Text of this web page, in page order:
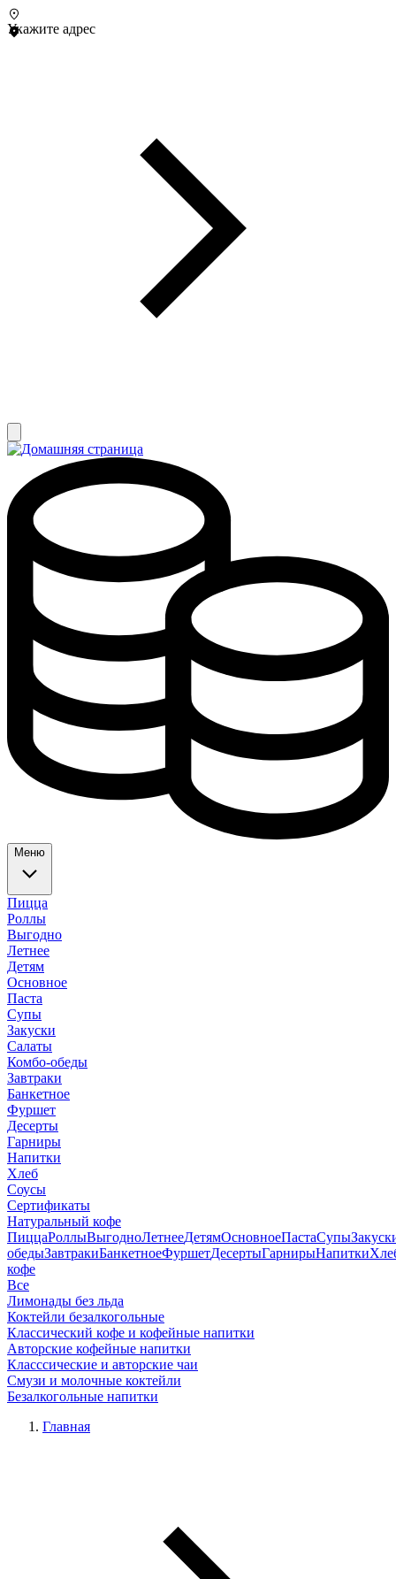
Укажите адрес
Меню
Пицца
Роллы
Выгодно
Летнее
Детям
Основное
Паста
Супы
Закуски
Салаты
Комбо-обеды
Завтраки
Банкетное
Фуршет
Десерты
Гарниры
Напитки
Хлеб
Соусы
Сертификаты
Натуральный кофе
ПиццаРоллыВыгодноЛетнееДетямОсновноеПастаСупы
обедыЗавтракиБанкетноеФуршетДесертыГарнирыНапитки
кофе
Все
Лимонады без льда
Коктейли безалкогольные
Классический кофе и кофейные напитки
Авторские кофейные напитки
Класссические и авторские чаи
Смузи и молочные коктейли
Безалкогольные напитки
Главная